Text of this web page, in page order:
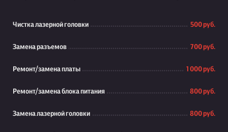
Чистка лазерной головки 500 руб.
Замена разъемов 700 руб.
Ремонт/замена платы 1 000 руб.
Ремонт/замена блока питания 800 руб.
Замена лазерной головки 800 руб.